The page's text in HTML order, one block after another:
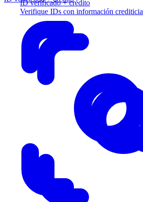
ID verificado + crédito
Verifique IDs con información crediticia